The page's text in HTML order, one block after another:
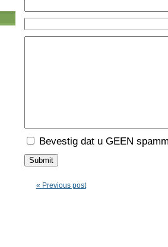
Bevestig dat u GEEN
« Previous post